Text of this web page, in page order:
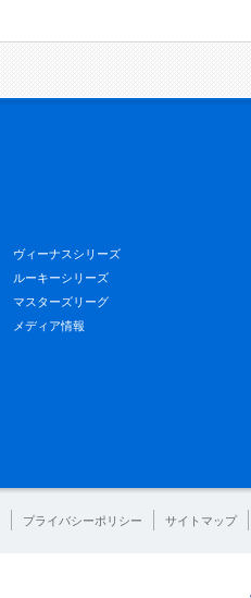
ヴィーナスシリーズ
ルーキーシリーズ
マスターズリーグ
メディア情報
プライバシーポリシー サイトマップ